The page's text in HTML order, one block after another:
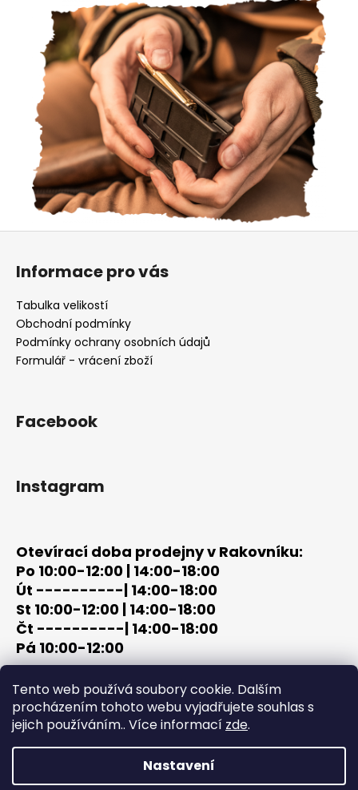
Tento web používá soubory cookie. Dalším
procházením tohoto webu vyjadřujete souhlas s
jejich používáním.. Více informací zde.
Nastavení
Z
Informace pro vás
Tabulka velikostí
Obchodní podmínky
Podmínky ochrany osobních údajů
Formulář - vrácení zboží
Facebook
Instagram
Otevírací doba prodejny v Rakovníku:
Po 10:00-12:00 | 14:00-18:00
Út ----------| 14:00-18:00
St 10:00-12:00 | 14:00-18:00
Čt ----------| 14:00-18:00
Pá 10:00-12:00
tel: +420 603 320 859
email: terc-zbrane@seznam.cz